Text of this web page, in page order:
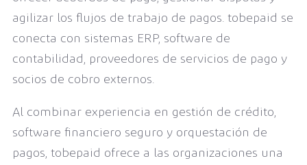
agilizar los flujos de trabajo de pagos. tobepaid se
conecta con sistemas ERP, software de
contabilidad, proveedores de servicios de pago y
socios de cobro externos.
Al combinar experiencia en gestión de crédito,
software financiero seguro y orquestación de
pagos, tobepaid ofrece a las organizaciones una